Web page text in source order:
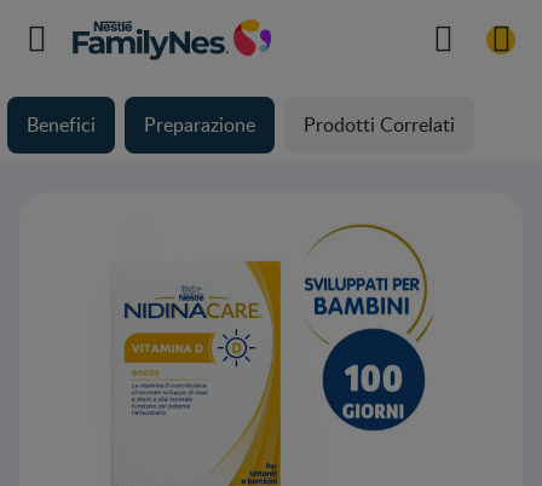
Benefici Preparazione Prodotti Correlati